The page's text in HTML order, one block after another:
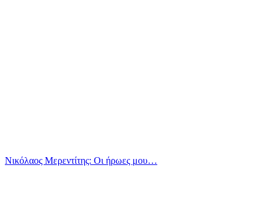
Νικόλαος Μερεντίτης: Οι ήρωες μου…